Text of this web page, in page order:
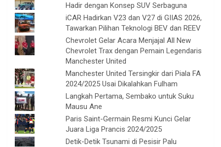
Hadir dengan Konsep SUV Serbaguna
iCAR Hadirkan V23 dan V27 di GIIAS 2026,
Tawarkan Pilihan Teknologi BEV dan REEV
Chevrolet Gelar Acara Menjajal All New
Chevrolet Trax dengan Pemain Legendaris
Manchester United
Manchester United Tersingkir dari Piala FA
2024/2025 Usai Dikalahkan Fulham
Langkah Pertama, Sembako untuk Suku
Mausu Ane
Paris Saint-Germain Resmi Kunci Gelar
Juara Liga Prancis 2024/2025
Detik-Detik Tsunami di Pesisir Palu